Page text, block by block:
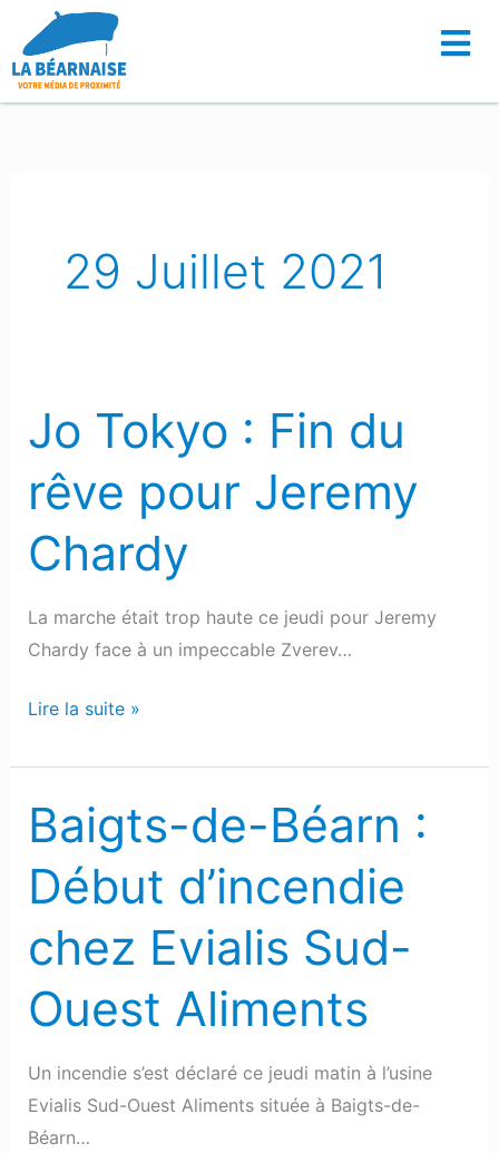
contenu
29 Juillet 2021
Jo Tokyo : Fin du
rêve pour Jeremy
Chardy
La marche était trop haute ce jeudi pour Jeremy
Chardy face à un impeccable Zverev…
Jo
Tokyo
Fin
du
rêve
pour
Jeremy
Lire la suite »
Baigts-de-Béarn :
Début d’incendie
chez Evialis Sud-
Ouest Aliments
Un incendie s’est déclaré ce jeudi matin à l’usine
Evialis Sud-Ouest Aliments située à Baigts-de-
Béarn…
Baigts-
de-
Béarn
Début
d’incendie
chez
Evialis
Sud-
Ouest
Aliments